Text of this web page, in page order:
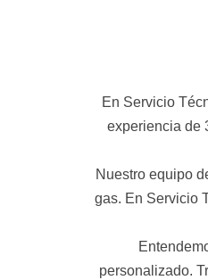
En Servicio
experiencia de
Nuestro equipo
gas. En Servicio
personalizado.